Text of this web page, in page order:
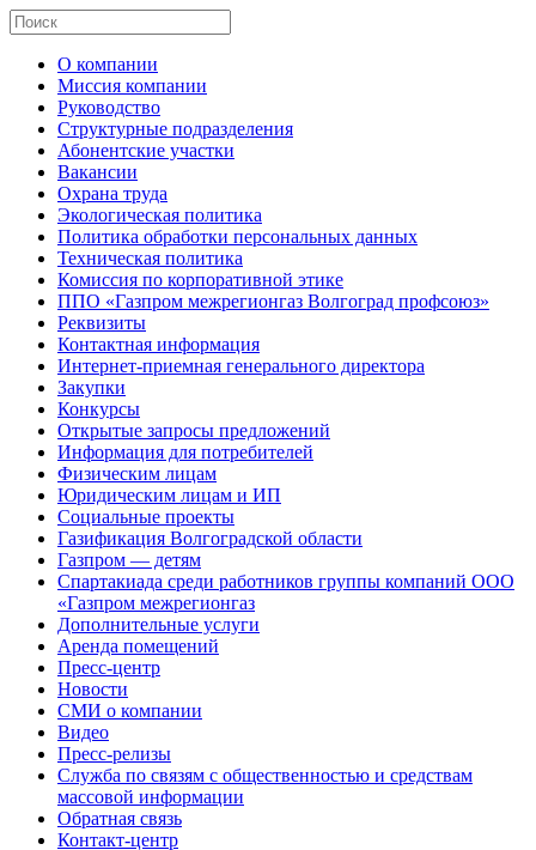
О компании
Миссия компании
Руководство
Структурные подразделения
Абонентские участки
Вакансии
Охрана труда
Экологическая политика
Политика обработки персональных данных
Техническая политика
Комиссия по корпоративной этике
ППО «Газпром межрегионгаз Волгоград профсоюз»
Реквизиты
Контактная информация
Интернет-приемная генерального директора
Закупки
Конкурсы
Открытые запросы предложений
Информация для потребителей
Физическим лицам
Юридическим лицам и ИП
Социальные проекты
Газификация Волгоградской области
Газпром — детям
Спартакиада среди работников группы компаний ООО
«Газпром межрегионгаз
Дополнительные услуги
Аренда помещений
Пресс-центр
Новости
СМИ о компании
Видео
Пресс-релизы
Служба по связям с общественностью и средствам
массовой информации
Обратная связь
Контакт-центр